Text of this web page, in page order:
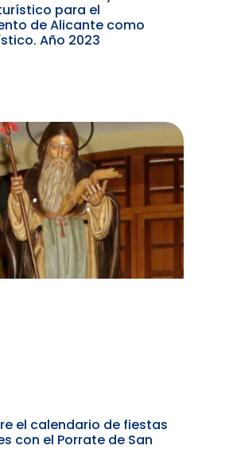
para el
de Alicante como
Año 2023
el calendario de fiestas
con el Porrate de San